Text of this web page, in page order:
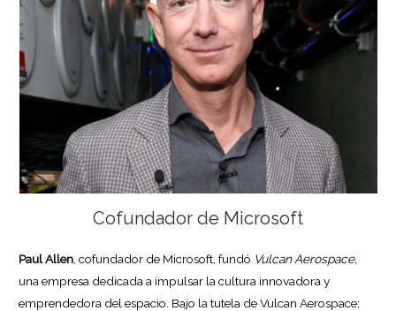
Cofundador de Microsoft
Paul Allen , cofundador de Microsoft, fundó Vulcan Aerospace,
una empresa dedicada a impulsar la cultura innovadora y
emprendedora del espacio. Bajo la tutela de Vulcan Aerospace;